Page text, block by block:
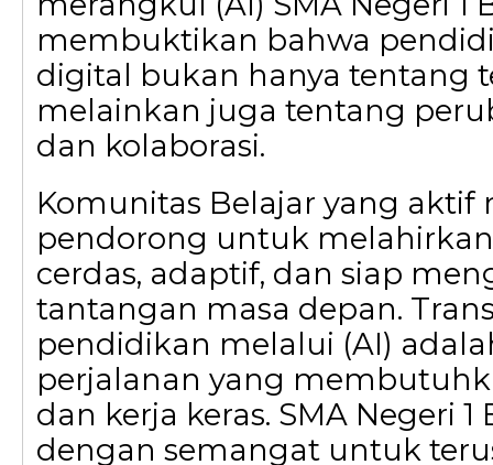
membuktikan bahwa
digital bukan hanya tentang
melainkan juga tentang
dan kolaborasi.
Komunitas Belajar yang aktif
pendorong untuk
cerdas, adaptif, dan siap
tantangan masa depan.
pendidikan melalui (AI)
perjalanan yang
dan kerja keras. SMA Negeri 1
dengan semangat untuk